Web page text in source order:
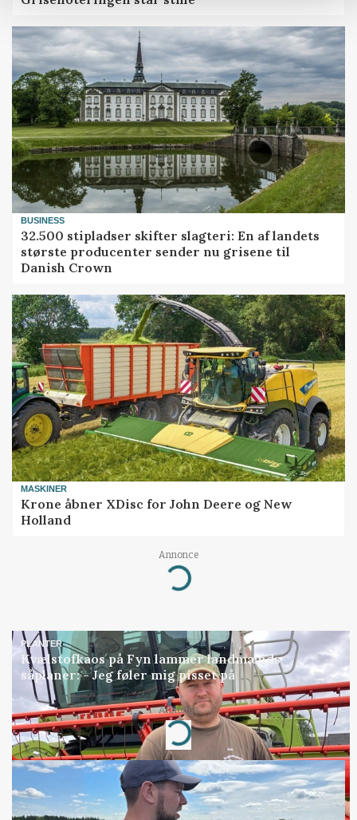
BUSINESS
32.500 stipladser skifter slagteri: En af landets
største producenter sender nu grisene til
Danish Crown
MASKINER
Krone åbner XDisc for John Deere og New
Holland
Annonce
Loading...
PLANTER
Kvælstofkaos på Fyn lammer landmænds
såplaner: - Jeg føler mig pisset på
Annonce
Loading...